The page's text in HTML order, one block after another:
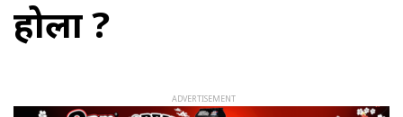
होला ?